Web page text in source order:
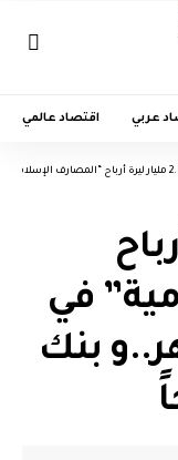
عربي اقتصاد عالمي
في
أشهر..و بنك